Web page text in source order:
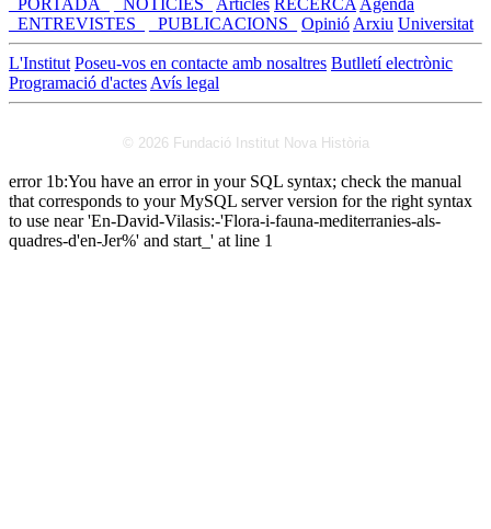
_PORTADA_ _NOTICIES_ Articles RECERCA Agenda
_ENTREVISTES_
_PUBLICACIONS_ Opinió Arxiu Universitat
L'Institut Poseu-vos en contacte amb nosaltres Butlletí electrònic
Programació d'actes Avís legal
© 2026 Fundació Institut Nova Història
error 1b:You have an error in your SQL syntax; check the manual
that corresponds to your MySQL server version for the right syntax
to use near 'En-David-Vilasis:-'Flora-i-fauna-mediterranies-als-
quadres-d'en-Jer%' and start_' at line 1